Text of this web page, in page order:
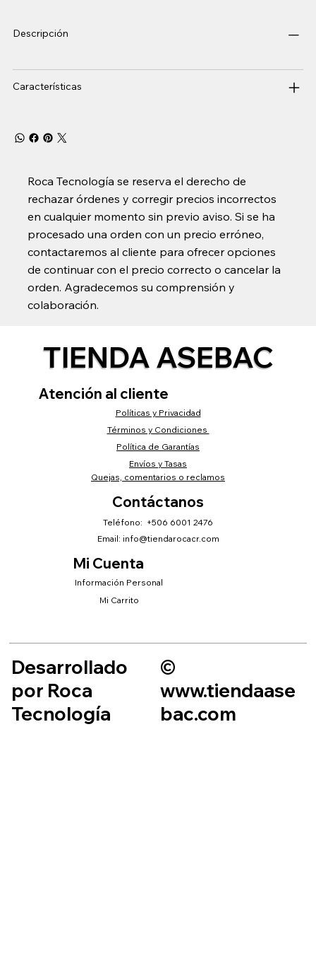
Descripción
Características
Roca Tecnología se reserva el derecho de
rechazar órdenes y corregir precios incorrectos
en cualquier momento sin previo aviso. Si se ha
procesado una orden con un precio erróneo,
contactaremos al cliente para ofrecer opciones
de continuar con el precio correcto o cancelar la
orden. Agradecemos su comprensión y
colaboración.
TIENDA ASEBAC
Atención al cliente
Políticas y Privacidad
Términos y Condiciones
Envíos y Tasas
Política de Garantías
Quejas, comentarios o reclamos
Mi Cuenta
Información Personal
Mi Carrito
Contáctanos
Teléfono: +506 6001 2476
Email: info@tiendarocacr.com
Desarrollado
por Roca
Tecnología
©
www.tiendaase
bac.com